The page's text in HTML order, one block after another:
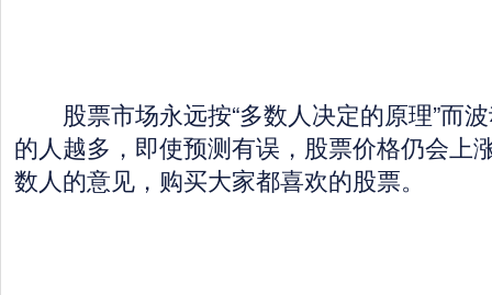
股票市场永远按“多数人决定的原理”而
的人越多，即使预测有误，股票价格仍会上
数人的意见，购买大家都喜欢的股票。